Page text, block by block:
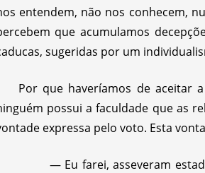
entendem, não nos conhecem,
que acumulamos
sugeridas por um
Por que haveríamos de aceitar
possui a faculdade que as
expressa pelo voto. Esta
— Eu farei, asseveram